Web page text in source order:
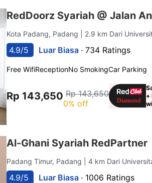
RedDoorz Syariah @ Jalan
Kota Padang, Padang | 2.9 km Dari
4.9/5 Luar Biasa ·734 Ratings
Free WifiReceptionNo SmokingCar Parking
Rp 143,650 Rp 143,650
0% off
+
Al-Ghani Syariah RedPartner
Padang Timur, Padang | 4 km Dari
4.9/5 Luar Biasa · 1006 Ratings